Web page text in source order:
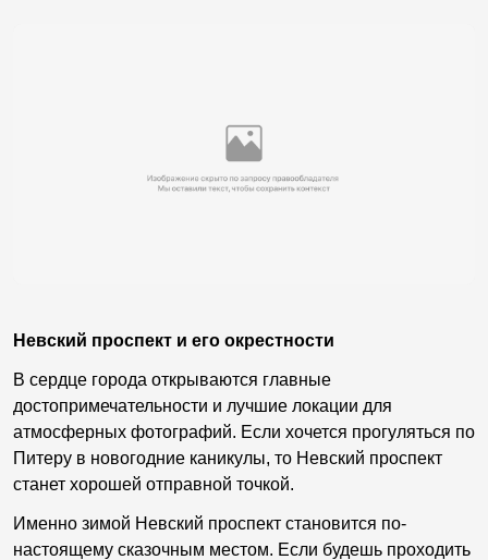
Невский проспект и его окрестности
В сердце города открываются главные
достопримечательности и лучшие локации для
атмосферных фотографий. Если хочется прогуляться по
Питеру в новогодние каникулы, то Невский проспект
станет хорошей отправной точкой.
Именно зимой Невский проспект становится по-
настоящему сказочным местом. Если будешь проходить